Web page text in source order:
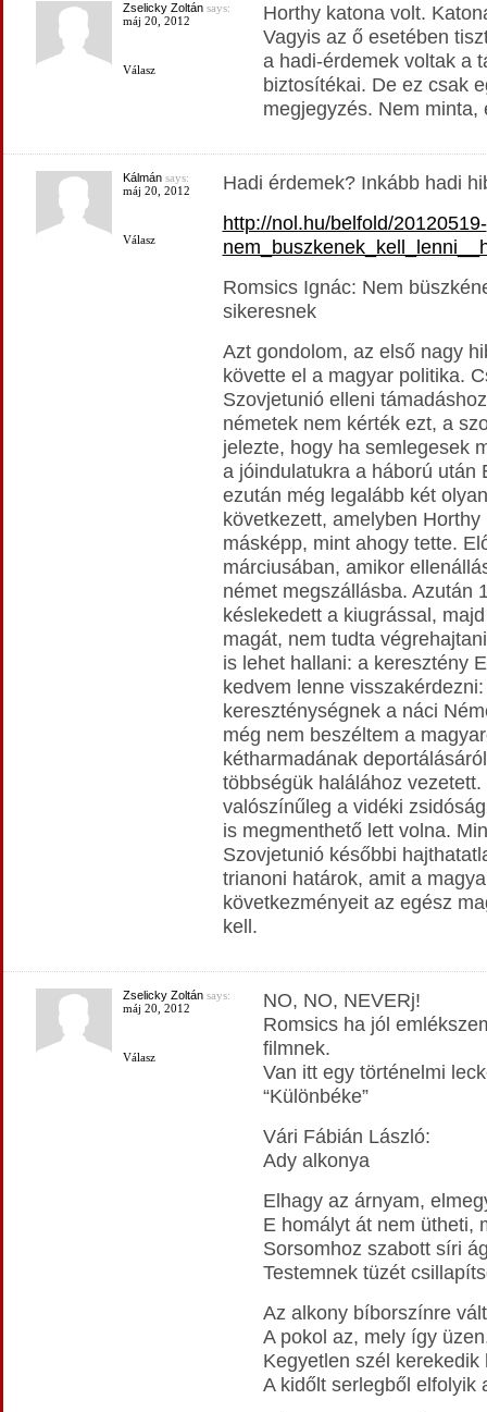
Zselicky Zoltánsays:
máj 20, 2012
Válasz
Horthy katona volt.
Vagyis az ő esetében
a hadi-érdemek voltak a
biztosítékai. De ez csak
megjegyzés. Nem minta,
Kálmánsays:
máj 20, 2012
Válasz
Hadi érdemek? Inkább hadi
http://nol.hu/belfold/20120519-
Romsics Ignác: Nem
sikeresnek
Azt gondolom, az első nagy
követte el a magyar politika.
Szovjetunió elleni
németek nem kérték ezt, a
jelezte, hogy ha semlegesek
a jóindulatukra a háború után
ezután még legalább két
következett, amelyben
másképp, mint ahogy tette.
márciusában, amikor
német megszállásba. Azután
késlekedett a kiugrással,
magát, nem tudta
is lehet hallani: a keresztény
kedvem lenne
kereszténységnek a náci
még nem beszéltem a
kétharmadának
többségük halálához
valószínűleg a vidéki
is megmenthető lett volna.
Szovjetunió későbbi
trianoni határok, amit a
következményeit az egész
kell.
Zselicky Zoltánsays:
máj 20, 2012
Válasz
NO, NO, NEVERj!
Romsics ha jól
filmnek.
Van itt egy történelmi
“Különbéke”
Vári Fábián László:
Ady alkonya
Elhagy az árnyam,
E homályt át nem ütheti,
Sorsomhoz szabott síri
Testemnek tüzét
Az alkony bíborszínre
A pokol az, mely így
Kegyetlen szél kerekedik
A kidőlt serlegből elfolyik